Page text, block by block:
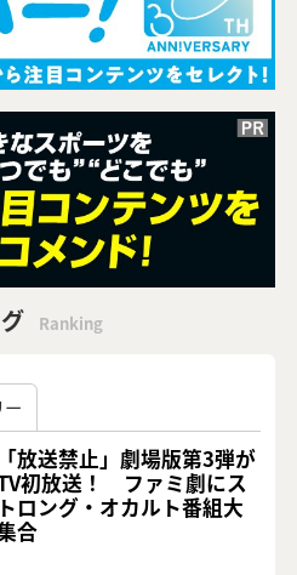
Ranking
「放送禁止」劇場版第3弾が
初放送！ ファミ劇にス
トロング・オカルト番組大
合